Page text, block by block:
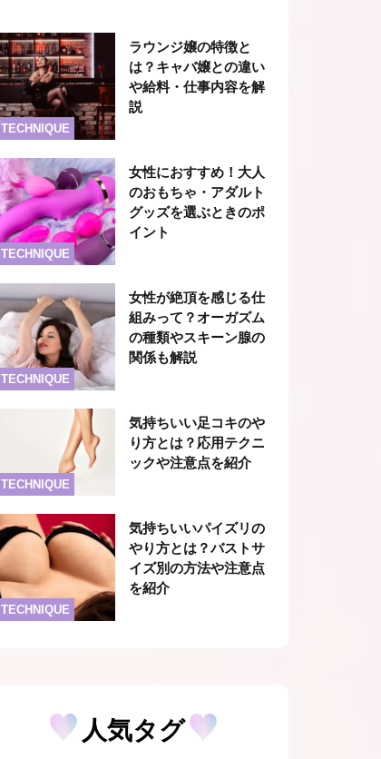
TECHNIQUE
ラウンジ嬢の特徴と
は？キャバ嬢との違い
や給料・仕事内容を解
説
TECHNIQUE
女性におすすめ！大人
のおもちゃ・アダルト
グッズを選ぶときのポ
イント
TECHNIQUE
女性が絶頂を感じる仕
組みって？オーガズム
の種類やスキーン腺の
関係も解説
TECHNIQUE
気持ちいい足コキのや
り方とは？応用テクニ
ックや注意点を紹介
TECHNIQUE
気持ちいいパイズリの
やり方とは？バストサ
イズ別の方法や注意点
を紹介
人気タグ